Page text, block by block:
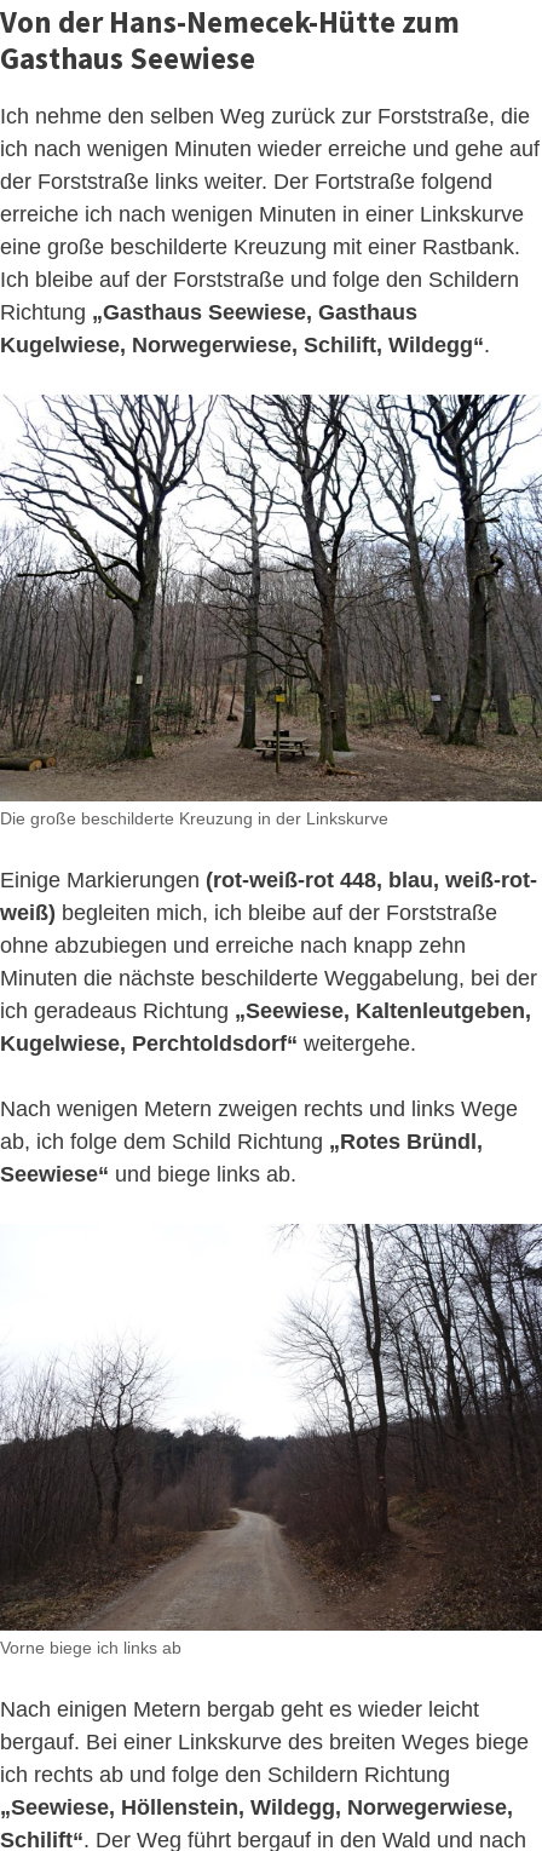
Von der Hans-Nemecek-Hütte zum
Gasthaus Seewiese
Ich nehme den selben Weg zurück zur Forststraße, die
ich nach wenigen Minuten wieder erreiche und gehe auf
der Forststraße links weiter. Der Fortstraße folgend
erreiche ich nach wenigen Minuten in einer Linkskurve
eine große beschilderte Kreuzung mit einer Rastbank.
Ich bleibe auf der Forststraße und folge den Schildern
Richtung „Gasthaus Seewiese, Gasthaus
Kugelwiese, Norwegerwiese, Schilift, Wildegg“.
Die große beschilderte Kreuzung in der Linkskurve
Einige Markierungen (rot-weiß-rot 448, blau, weiß-rot-
weiß) begleiten mich, ich bleibe auf der Forststraße
ohne abzubiegen und erreiche nach knapp zehn
Minuten die nächste beschilderte Weggabelung, bei der
ich geradeaus Richtung „Seewiese, Kaltenleutgeben,
Kugelwiese, Perchtoldsdorf“ weitergehe.
Nach wenigen Metern zweigen rechts und links Wege
ab, ich folge dem Schild Richtung „Rotes Bründl,
Seewiese“ und biege links ab.
Vorne biege ich links ab
Nach einigen Metern bergab geht es wieder leicht
bergauf. Bei einer Linkskurve des breiten Weges biege
ich rechts ab und folge den Schildern Richtung
„Seewiese, Höllenstein, Wildegg, Norwegerwiese,
Schilift“. Der Weg führt bergauf in den Wald und nach